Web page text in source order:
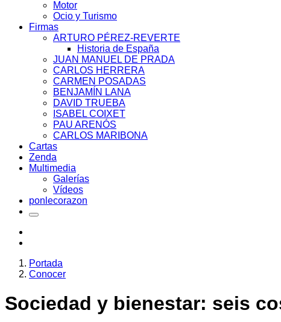
Motor
Ocio y Turismo
Firmas
ARTURO PÉREZ-REVERTE
Historia de España
JUAN MANUEL DE PRADA
CARLOS HERRERA
CARMEN POSADAS
BENJAMÍN LANA
DAVID TRUEBA
ISABEL COIXET
PAU ARENÓS
CARLOS MARIBONA
Cartas
Zenda
Multimedia
Galerías
Vídeos
ponlecorazon
Portada
Conocer
Sociedad y bienestar: seis